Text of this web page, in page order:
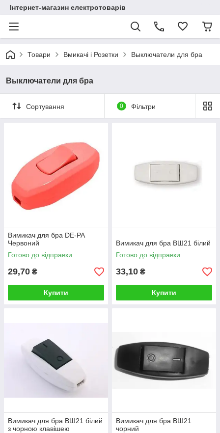
Інтернет-магазин електротоварів
Товари Вмикачі і Розетки Выключатели для бра
Выключатели для бра
Сортування 0 Фільтри
Вимикач для бра DE-PA
Червоний
Готово до відправки
29,70 ₴
Купити
Вимикач для бра ВШ21 білий
Готово до відправки
33,10 ₴
Купити
Вимикач для бра ВШ21 білий
з чорною клавішею
Вимикач для бра ВШ21
чорний